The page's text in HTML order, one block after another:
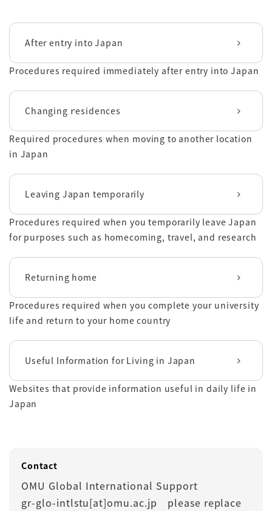
After entry into Japan
Procedures required immediately after entry into Japan
Changing ｒesidences
Required procedures when moving to another location
in Japan
Leaving Japan temporarily
Procedures required when you temporarily leave Japan
for purposes such as homecoming, travel, and research
Returning home
Procedures required when you complete your university
life and return to your home country
Useful Information for Living in Japan
Websites that provide information useful in daily life in
Japan
Contact
OMU Global International Support
gr-glo-intlstu[at]omu.ac.jp please replace